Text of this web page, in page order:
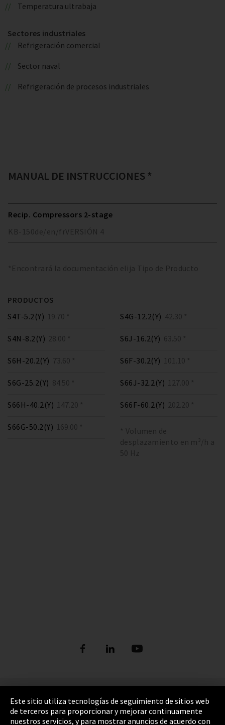
Temperatura ultrabaja
Sectores industriales
Refrigeración comercial
Sector naval
Refrigeración de procesos industriales
MANUAL DE INSTRUCCIONES *
Recip. Compressors 2-stage
KB-150de/en/fr VERSIÓN 4
*Encontrará la documentación elija Tipo de Producto
PRODUCTOS
S4T-5.2(Y) 19.70 *
S4N-8.2(Y) 28.00 *
S4G-12.2(Y) 42.30 *
S6J-16.2(Y) 63.50 *
S6H-20.2(Y) 73.60 *
S6G-25.2(Y) 84.50 *
S6F-30.2(Y) 101.10 *
S66J-32.2(Y) 127.00 *
S66H-40.2(Y) 147.20 *
S66G-50.2(Y) 169.00 *
S66F-60.2(Y) 202.20 *
* Volumen de
desplazamiento en m³/h a
50 Hz
Pie de imprenta
Política de privacidad
Este sitio utiliza tecnologías de seguimiento de sitios web
de terceros para proporcionar y mejorar continuamente
nuestros servicios, y para mostrar anuncios de acuerdo con